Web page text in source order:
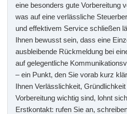
eine besonders gute Vorbereitung
was auf eine verlässliche
und effektivem Service schließen
Ihnen bewusst sein, dass eine
ausbleibende Rückmeldung bei
auf gelegentliche
– ein Punkt, den Sie vorab kurz
Ihnen Verlässlichkeit,
Vorbereitung wichtig sind, lohnt
Erstkontakt: rufen Sie an,